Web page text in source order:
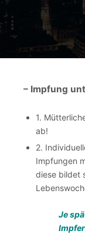
– Impfung
1.
ab!
2.
Impfungen
diese bildet
Je